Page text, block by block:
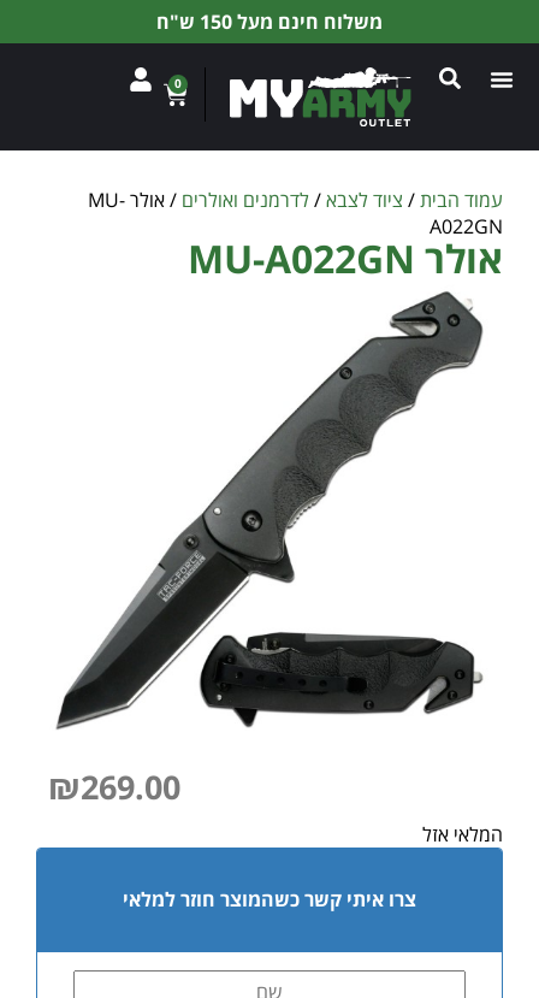
משלוח חינם מעל 150 ש"ח
0
עמוד הבית/ ציוד לצבא/לדרמנים ואולרים
/ אולר MU-
A022GN
אולר MU-A022GN
₪269.00
המלאי אזל
צרו איתי קשר כשהמוצר חוזר למלאי